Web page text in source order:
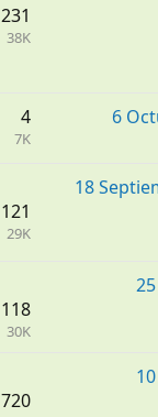
231
38K
4
7K
6
121
29K
18
118
30K
720